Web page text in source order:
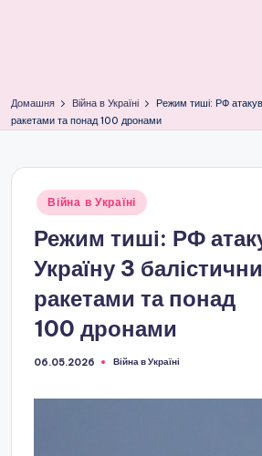
Домашня Війна в Україні
Режим тиші: РФ
ракетами та понад 100 дронами
Опубліковано
Війна в Україні
Режим тиші: РФ
Україну 3
ракетами та понад
100 дронами
06.05.2026
Опубліковано
Війна в Україні